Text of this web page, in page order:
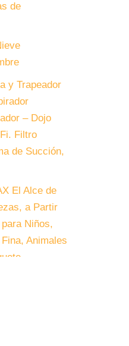
de
y Trapeador
– Dojo
Filtro
de Succión,
El Alce de
a Partir
Niños,
Animales